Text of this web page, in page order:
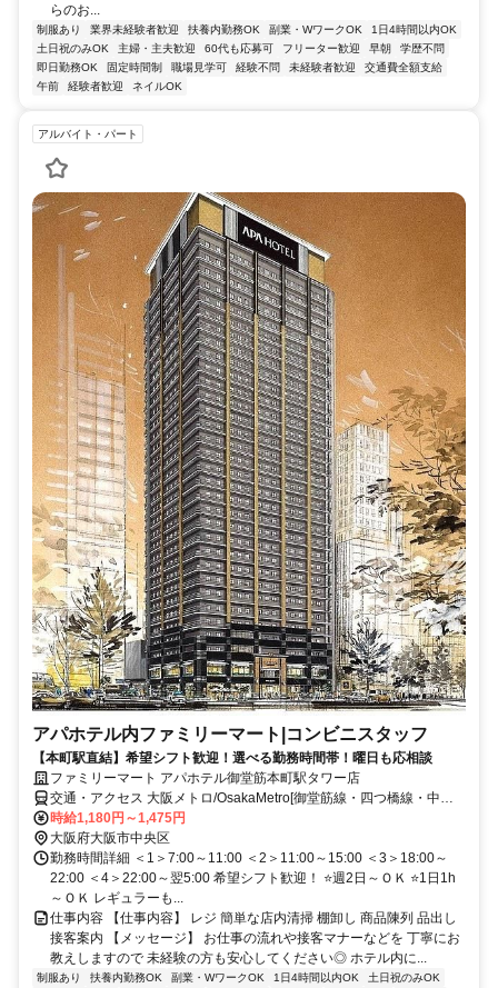
らのお...
制服あり 業界未経験者歓迎 扶養内勤務OK 副業・WワークOK
1日4時間以内OK
土日祝のみOK
主婦・主夫歓迎 60代も応募可 フリーター歓迎 早朝
学歴不問
即日勤務OK
固定時間制 職場見学可 経験不問 未経験者歓迎
交通費全額支給
午前
経験者歓迎 ネイルOK
アルバイト・パート
アパホテル内ファミリーマート|コンビニスタッフ
【本町駅直結】希望シフト歓迎！選べる勤務時間帯！曜日も応相談
ファミリーマート アパホテル御堂筋本町駅タワー店
交通・アクセス 大阪メトロ/OsakaMetro[御堂筋線・四つ橋線・中央
線]地下鉄各線「本町駅」直結
時給1,180円～1,475円
大阪府大阪市中央区
勤務時間詳細 ＜1＞7:00～11:00 ＜2＞11:00～15:00 ＜3＞18:00～
22:00 ＜4＞22:00～翌5:00 希望シフト歓迎！ ⭐週2日～ＯＫ ⭐1日1h
～ＯＫ レギュラーも...
仕事内容 【仕事内容】 レジ 簡単な店内清掃 棚卸し 商品陳列 品出し
接客案内 【メッセージ】 お仕事の流れや接客マナーなどを 丁寧にお
教えしますので 未経験の方も安心してください◎ ホテル内に...
制服あり 扶養内勤務OK 副業・WワークOK 1日4時間以内OK
土日祝のみOK